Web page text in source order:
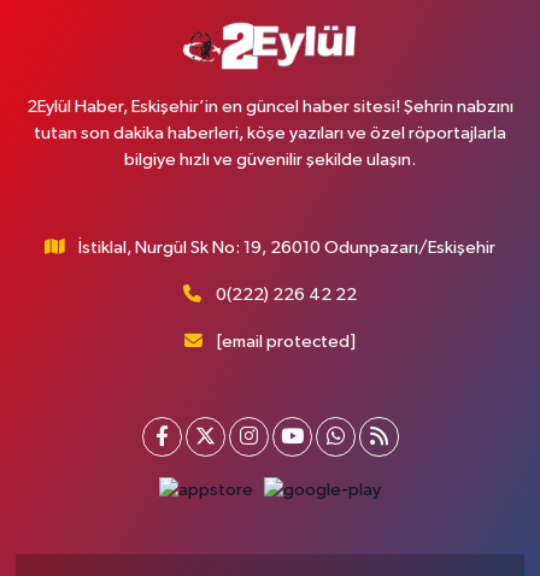
2Eylül Haber, Eskişehir’in en güncel haber sitesi! Şehrin nabzını
tutan son dakika haberleri, köşe yazıları ve özel röportajlarla
bilgiye hızlı ve güvenilir şekilde ulaşın.
İstiklal, Nurgül Sk No: 19, 26010 Odunpazarı/Eskişehir
0(222) 226 42 22
[email protected]